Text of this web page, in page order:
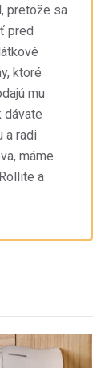
pretože sa
pred
ktoré
mu
dávate
a radi
máme
a